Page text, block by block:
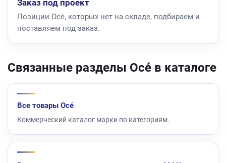
Заказ под проект
Позиции Océ, которых нет на складе, подбираем и
поставляем под заказ.
Связанные разделы Océ в каталоге
Все товары Océ
Коммерческий каталог марки по категориям.